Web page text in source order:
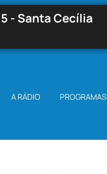
- Santa Cecília
A RÁDIO PROGRAMAS